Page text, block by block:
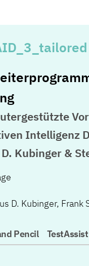
Intelligenz
Kubinger &
D. Kubinger, Frank
Pencil TestAssist